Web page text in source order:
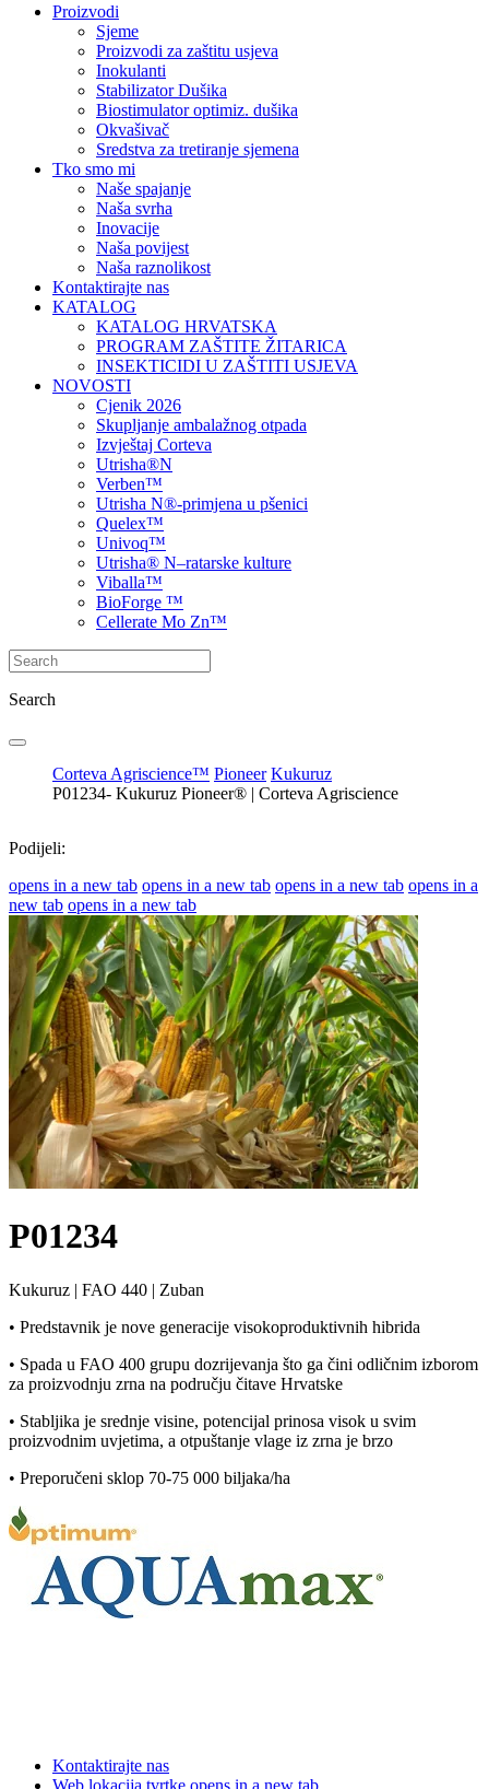
Proizvodi
Sjeme
Proizvodi za zaštitu usjeva
Inokulanti
Stabilizator Dušika
Biostimulator optimiz. dušika
Okvašivač
Sredstva za tretiranje sjemena
Tko smo mi
Naše spajanje
Naša svrha
Inovacije
Naša povijest
Naša raznolikost
Kontaktirajte nas
KATALOG
KATALOG HRVATSKA
PROGRAM ZAŠTITE ŽITARICA
INSEKTICIDI U ZAŠTITI USJEVA
NOVOSTI
Cjenik 2026
Skupljanje ambalažnog otpada
Izvještaj Corteva
Utrisha®N
Verben™
Utrisha N®-primjena u pšenici
Quelex™
Univoq™
Utrisha® N–ratarske kulture
Viballa™
BioForge ™
Cellerate Mo Zn™
Search
Corteva Agriscience™ Pioneer Kukuruz
P01234- Kukuruz Pioneer® | Corteva Agriscience
Podijeli:
opens in a new tab opens in a new tab opens in a new tab opens in a
new tab opens in a new tab
P01234
Kukuruz | FAO 440 | Zuban
• Predstavnik je nove generacije visokoproduktivnih hibrida
• Spada u FAO 400 grupu dozrijevanja što ga čini odličnim izborom
za proizvodnju zrna na području čitave Hrvatske
• Stabljika je srednje visine, potencijal prinosa visok u svim
proizvodnim uvjetima, a otpuštanje vlage iz zrna je brzo
• Preporučeni sklop 70-75 000 biljaka/ha
Kontaktirajte nas
Web lokacija tvrtke opens in a new tab